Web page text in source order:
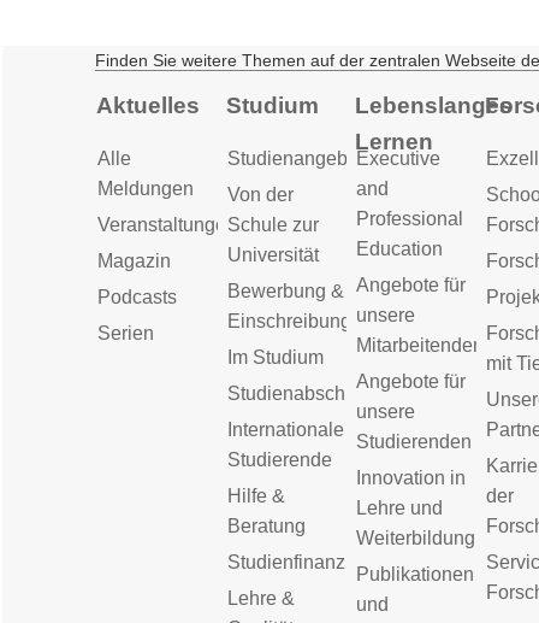
Finden Sie weitere Themen auf der zentralen Webseite
Aktuelles
Alle
Meldungen
Veranstaltungen
Magazin
Podcasts
Serien
Studium
Studienangebot
Von der
Schule zur
Universität
Bewerbung &
Einschreibung
Im Studium
Studienabschluss
Internationale
Studierende
Hilfe &
Beratung
Studienfinanzierung
Lehre &
Lebenslanges
Lernen
Executive
and
Professional
Education
Angebote für
unsere
Mitarbeitenden
Angebote für
unsere
Studierenden
Innovation in
Lehre und
Weiterbildung
Publikationen
und
mit
der